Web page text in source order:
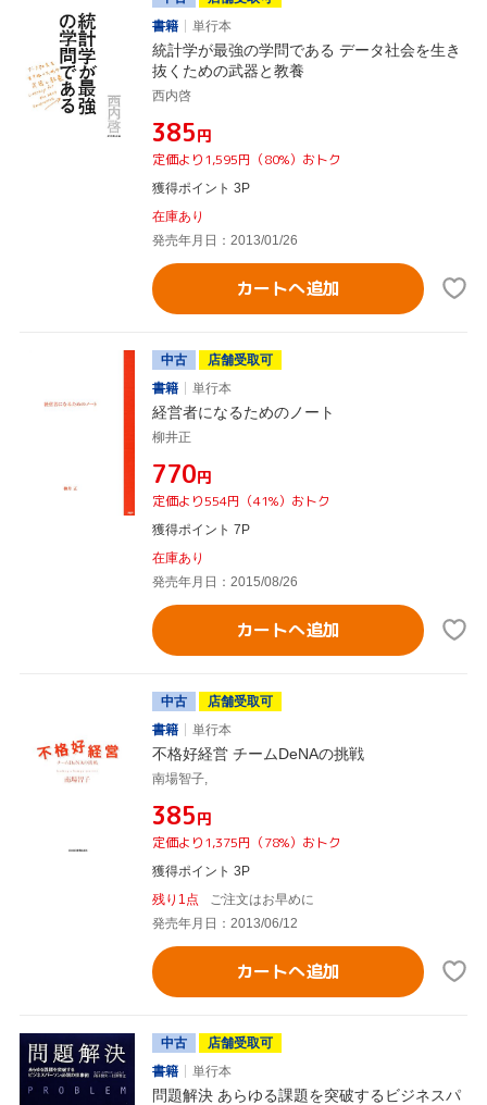
書籍
単行本
統計学が最強の学問である データ社会を生き
抜くための武器と教養
西内啓
¥385円
定価より1,595円（80%）おトク
獲得ポイント 3P
在庫あり
発売年月日：2013/01/26
カートへ追加
中古
店舗受取可
書籍
単行本
経営者になるためのノート
柳井正
¥770円
定価より554円（41%）おトク
獲得ポイント 7P
在庫あり
発売年月日：2015/08/26
カートへ追加
中古
店舗受取可
書籍
単行本
不格好経営 チームDeNAの挑戦
南場智子,
¥385円
定価より1,375円（78%）おトク
獲得ポイント 3P
残り1点
ご注文はお早めに
発売年月日：2013/06/12
カートへ追加
中古
店舗受取可
書籍
単行本
問題解決 あらゆる課題を突破するビジネスパ